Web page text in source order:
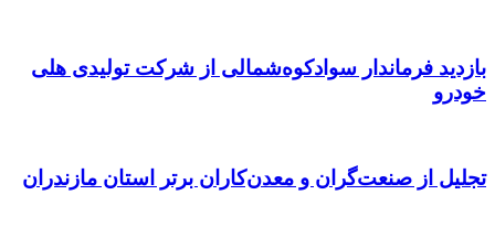
بازدید فرماندار سوادکوه‌شمالی از شرکت تولیدی هلی
خودرو
تجلیل از صنعت‌گران و معدن‌کاران برتر استان مازندران